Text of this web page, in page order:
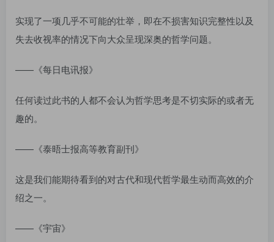
实现了一项几乎不可能的壮举，即在不损害知识完整性以及
失去收视率的情况下向大众呈现深奥的哲学问题。
——《每日电讯报》
任何读过此书的人都不会认为哲学思考是不切实际的或者无
趣的。
——《泰晤士报高等教育副刊》
这是我们能期待看到的对古代和现代哲学最生动而高效的介
绍之一。
——《宇宙》